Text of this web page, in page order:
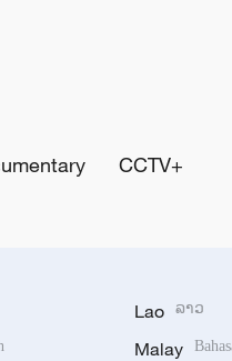
CCTV+
Lao ລາວ
Malay